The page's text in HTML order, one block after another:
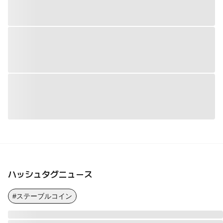
ハッシュタグニュース
#ステーブルコイン